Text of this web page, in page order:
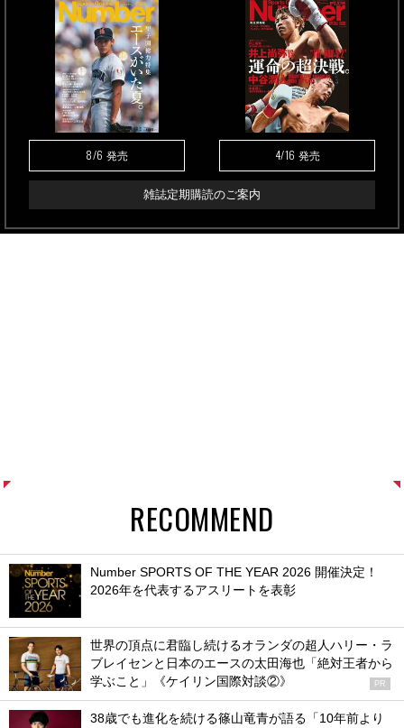
8/6 発売 4/16 発売
雑誌定期購読のご案内
RECOMMEND
Number SPORTS OF THE YEAR 2026 開催決定！
2026年を代表するアスリートを表彰
世界の頂点に君臨し続けるオランダの超人ハリー・ラ
ブレイセンと日本のエースの太田海也「絶対王者から
学ぶこと」《ケイリン国際対談②》
PR
38歳でも進化を続ける篠山竜青が語る「10年前より